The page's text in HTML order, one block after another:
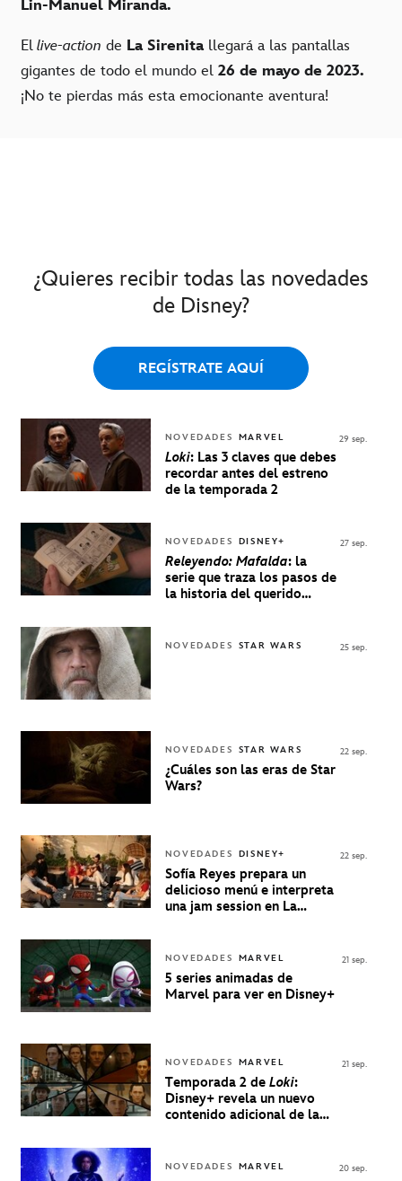
Lin-Manuel Miranda.
El live-action de La Sirenitallegará a las pantallas
gigantes de todo el mundo el 26 de mayo de 2023.
¡No te pierdas más esta emocionante aventura!
¿Quieres recibir todas las novedades
de Disney?
REGÍSTRATE AQUÍ
NOVEDADES MARVEL
Loki: Las 3 claves que debes
recordar antes del estreno
de la temporada 2
29 sep.
NOVEDADES DISNEY+
Releyendo: Mafalda: la
serie que traza los pasos de
la historia del querido
27 sep.
NOVEDADES STAR WARS 25 sep.
NOVEDADES STAR WARS
¿Cuáles son las eras de Star
Wars?
22 sep.
NOVEDADES DISNEY+
Sofía Reyes prepara un
delicioso menú e interpreta
una jam session en La
22 sep.
NOVEDADES MARVEL
5 series animadas de
Marvel para ver en Disney+
21 sep.
NOVEDADES MARVEL
Temporada 2 de Loki:
Disney+ revela un nuevo
contenido adicional de la
21 sep.
NOVEDADES MARVEL 20 sep.